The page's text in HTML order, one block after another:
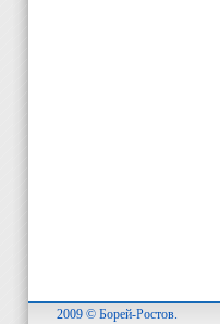
2009 © Борей-Ростов.